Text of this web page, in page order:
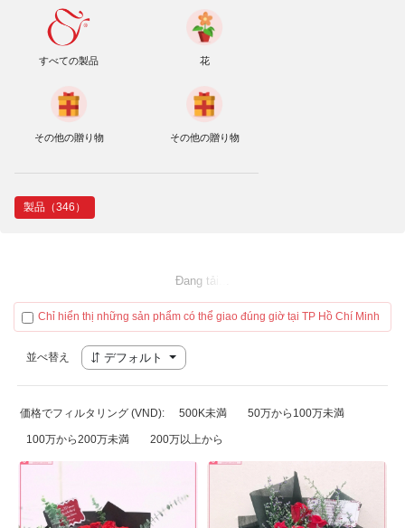
すべての製品 花
その他の贈り物 その他の贈り物
製品（346）
Đang tải...
Chỉ hiển thị những sản phẩm có thể giao đúng giờ tại TP Hồ Chí Minh
並べ替え デフォルト
価格でフィルタリング (VND): 500K未満 50万から100万未満
100万から200万未満 200万以上から